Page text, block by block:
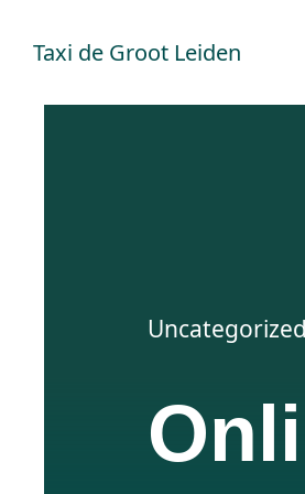
naar
inhoud
Taxi de Groot Leiden
Uncategorized